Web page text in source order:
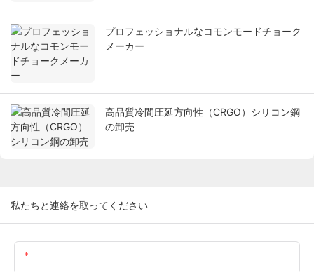
プロフェッショナルなコモンモードチョーク
メーカー
高品質冷間圧延方向性（CRGO）シリコン鋼
の卸売
私たちと連絡を取ってください